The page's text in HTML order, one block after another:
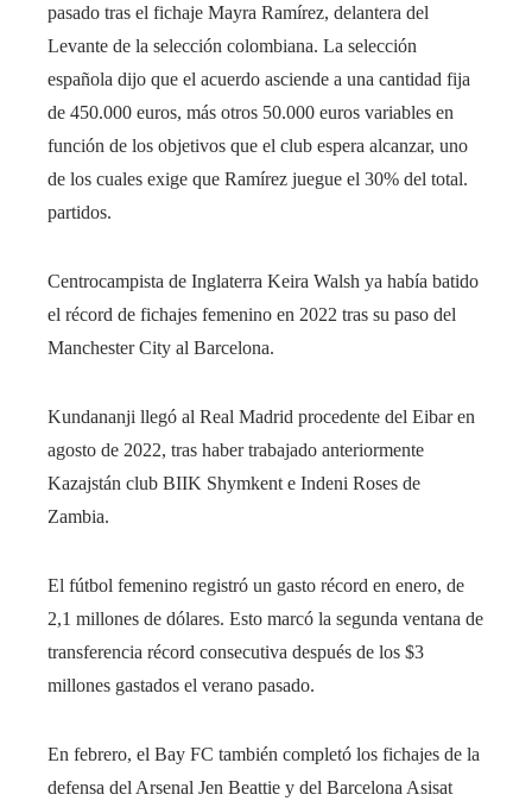
pasado tras el fichaje Mayra Ramírez, delantera del
Levante de la selección colombiana. La selección
española dijo que el acuerdo asciende a una cantidad fija
de 450.000 euros, más otros 50.000 euros variables en
función de los objetivos que el club espera alcanzar, uno
de los cuales exige que Ramírez juegue el 30% del total.
partidos.
Centrocampista de Inglaterra Keira Walsh ya había batido
el récord de fichajes femenino en 2022 tras su paso del
Manchester City al Barcelona.
Kundananji llegó al Real Madrid procedente del Eibar en
agosto de 2022, tras haber trabajado anteriormente
Kazajstán club BIIK Shymkent e Indeni Roses de
Zambia.
El fútbol femenino registró un gasto récord en enero, de
2,1 millones de dólares. Esto marcó la segunda ventana de
transferencia récord consecutiva después de los $3
millones gastados el verano pasado.
En febrero, el Bay FC también completó los fichajes de la
defensa del Arsenal Jen Beattie y del Barcelona Asisat